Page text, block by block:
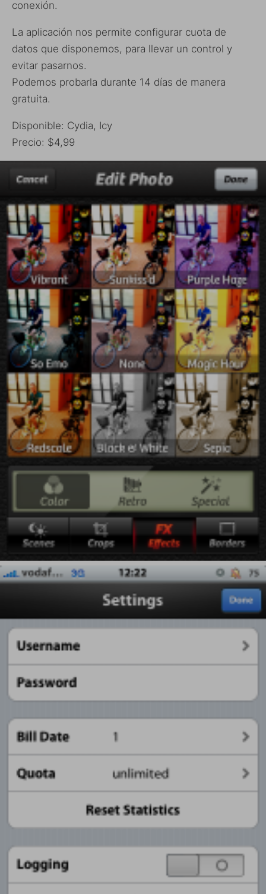
conexión.
La aplicación nos permite configurar cuota de
datos que disponemos, para llevar un control y
evitar pasarnos.
Podemos probarla durante 14 días de manera
gratuita.
Disponible: Cydia, Icy
Precio: $4,99